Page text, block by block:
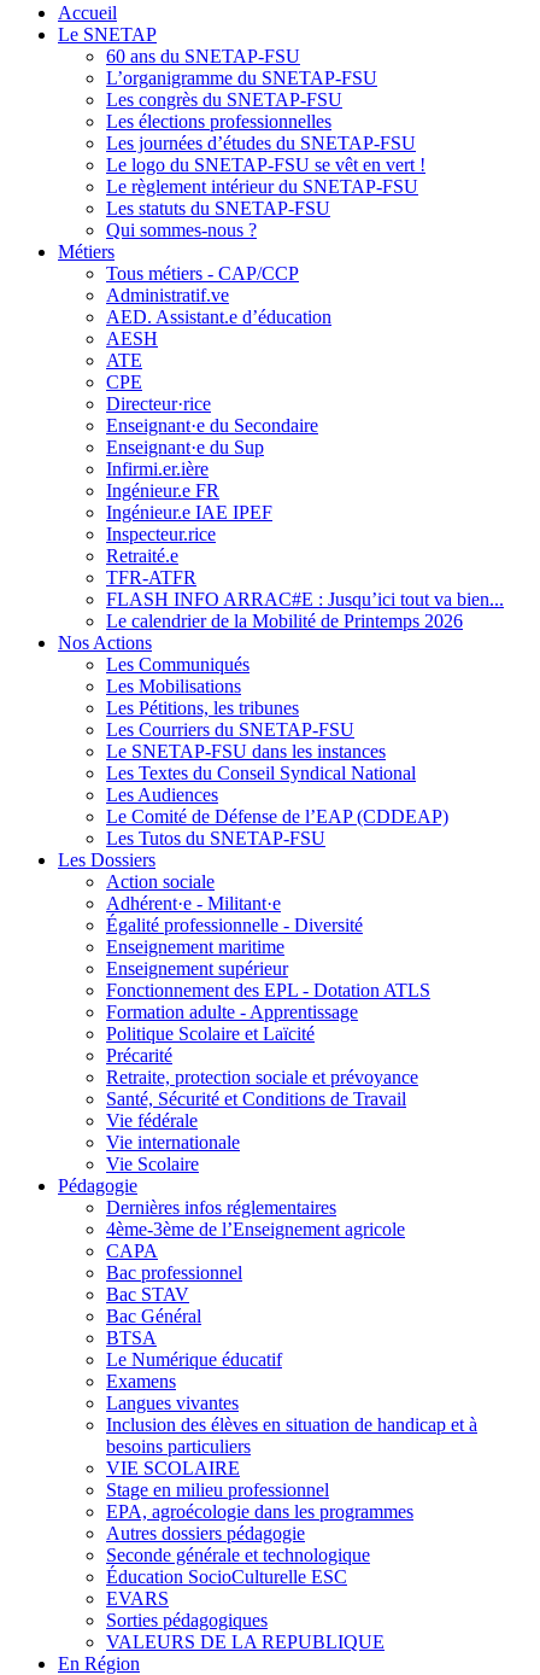
Accueil
Le SNETAP
60 ans du SNETAP-FSU
L’organigramme du SNETAP-FSU
Les congrès du SNETAP-FSU
Les élections professionnelles
Les journées d’études du SNETAP-FSU
Le logo du SNETAP-FSU se vêt en vert !
Le règlement intérieur du SNETAP-FSU
Les statuts du SNETAP-FSU
Qui sommes-nous ?
Métiers
Tous métiers - CAP/CCP
Administratif.ve
AED. Assistant.e d’éducation
AESH
ATE
CPE
Directeur·rice
Enseignant·e du Secondaire
Enseignant·e du Sup
Infirmi.er.ière
Ingénieur.e FR
Ingénieur.e IAE IPEF
Inspecteur.rice
Retraité.e
TFR-ATFR
FLASH INFO ARRAC#E : Jusqu’ici tout va bien...
Le calendrier de la Mobilité de Printemps 2026
Nos Actions
Les Communiqués
Les Mobilisations
Les Pétitions, les tribunes
Les Courriers du SNETAP-FSU
Le SNETAP-FSU dans les instances
Les Textes du Conseil Syndical National
Les Audiences
Le Comité de Défense de l’EAP (CDDEAP)
Les Tutos du SNETAP-FSU
Les Dossiers
Action sociale
Adhérent·e - Militant·e
Égalité professionnelle - Diversité
Enseignement maritime
Enseignement supérieur
Fonctionnement des EPL - Dotation ATLS
Formation adulte - Apprentissage
Politique Scolaire et Laïcité
Précarité
Retraite, protection sociale et prévoyance
Santé, Sécurité et Conditions de Travail
Vie fédérale
Vie internationale
Vie Scolaire
Pédagogie
Dernières infos réglementaires
4ème-3ème de l’Enseignement agricole
CAPA
Bac professionnel
Bac STAV
Bac Général
BTSA
Le Numérique éducatif
Examens
Langues vivantes
Inclusion des élèves en situation de handicap et à
besoins particuliers
VIE SCOLAIRE
Stage en milieu professionnel
EPA, agroécologie dans les programmes
Autres dossiers pédagogie
Seconde générale et technologique
Éducation SocioCulturelle ESC
EVARS
Sorties pédagogiques
VALEURS DE LA REPUBLIQUE
En Région